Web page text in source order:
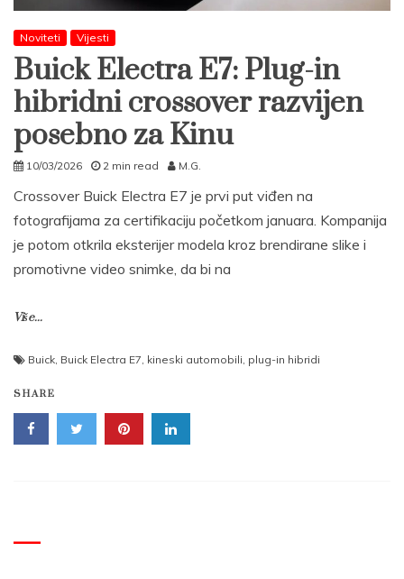
Noviteti Vijesti
Buick Electra E7: Plug-in
hibridni crossover razvijen
posebno za Kinu
10/03/2026 2 min read M.G.
Crossover Buick Electra E7 je prvi put viđen na
fotografijama za certifikaciju početkom januara. Kompanija
je potom otkrila eksterijer modela kroz brendirane slike i
promotivne video snimke, da bi na
Više...
Buick, Buick Electra E7, kineski automobili, plug-in hibridi
SHARE